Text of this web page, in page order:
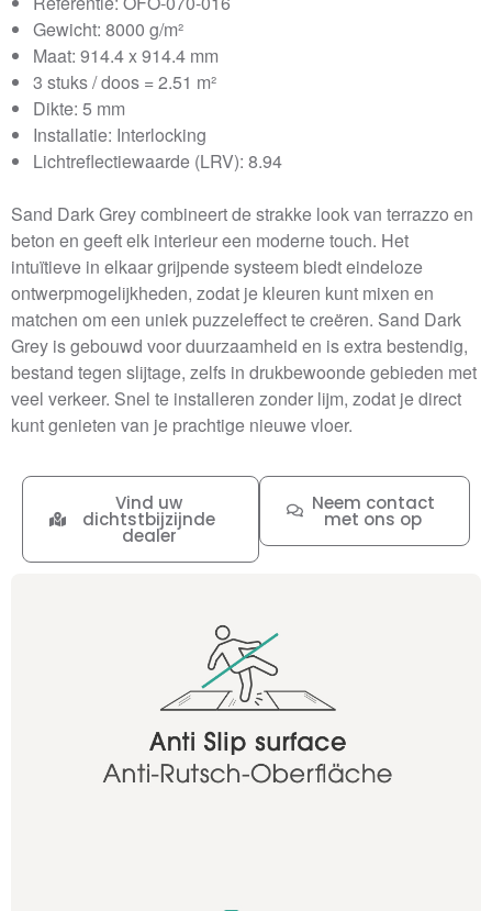
Gewicht: 8000 g/m²
Maat: 914.4 x 914.4 mm
3 stuks / doos = 2.51 m²
Dikte: 5 mm
Installatie: Interlocking
Lichtreflectiewaarde (LRV): 8.94
Sand Dark Grey combineert de strakke look van terrazzo en
beton en geeft elk interieur een moderne touch. Het
intuïtieve in elkaar grijpende systeem biedt eindeloze
ontwerpmogelijkheden, zodat je kleuren kunt mixen en
matchen om een uniek puzzeleffect te creëren. Sand Dark
Grey is gebouwd voor duurzaamheid en is extra bestendig,
bestand tegen slijtage, zelfs in drukbewoonde gebieden met
veel verkeer. Snel te installeren zonder lijm, zodat je direct
kunt genieten van je prachtige nieuwe vloer.
Neem contact
met ons op
Vind uw
dichtstbijzijnde
dealer